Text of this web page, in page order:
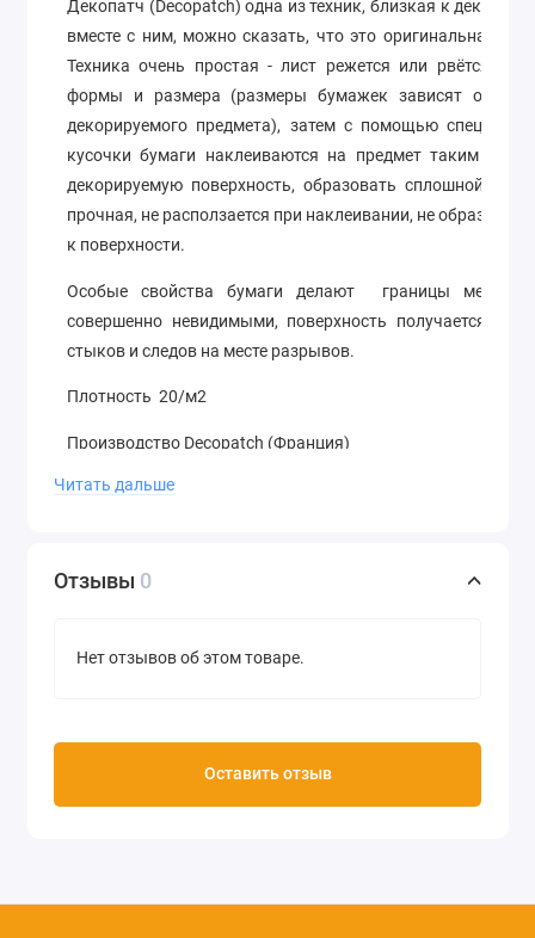
Декопатч (Decopatch) одна из техник, близкая к
вместе с ним, можно сказать, что это оригинальная
Техника очень простая - лист режется или рвётся
формы и размера (размеры бумажек зависят от
декорируемого предмета), затем с помощью
кусочки бумаги наклеиваются на предмет таким
декорируемую поверхность, образовать сплошной
прочная, не расползается при наклеивании, не образует
к поверхности.
Особые свойства бумаги делают границы между
совершенно невидимыми, поверхность получается
стыков и следов на месте разрывов.
Плотность 20/м2
Производство Decopatch (Франция)
Читать дальше
Отзывы 0
Нет отзывов об этом товаре.
Оставить отзыв